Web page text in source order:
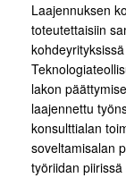
Laajennuksen
toteutettaisiin
lakon
laajennettu
konsulttialan
soveltamisalan
työriidan